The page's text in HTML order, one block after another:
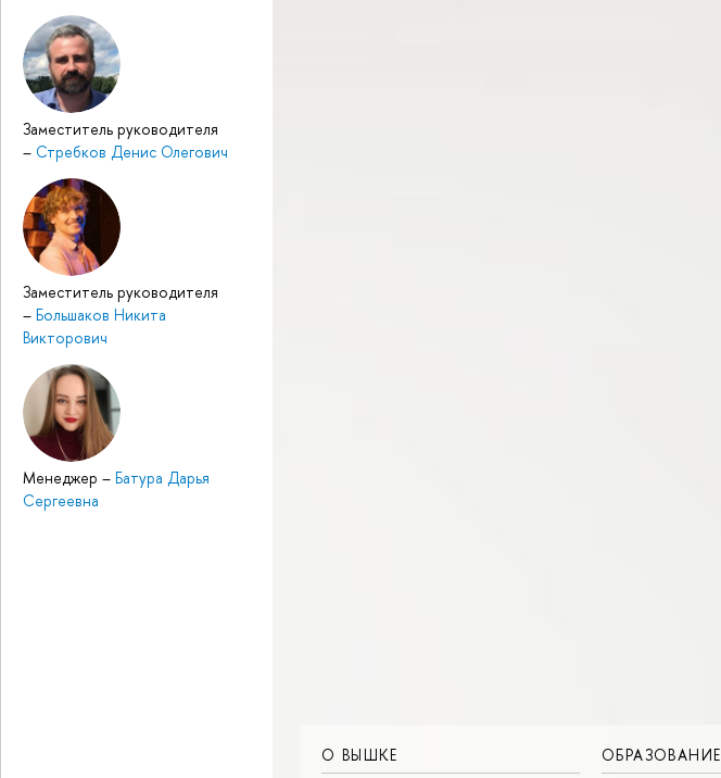
Заместитель руководителя
– Стребков Денис Олегович
Заместитель руководителя
– Большаков Никита
Викторович
Менеджер – Батура Дарья
Сергеевна
О ВЫШКЕ
ОБРАЗОВАНИЕ